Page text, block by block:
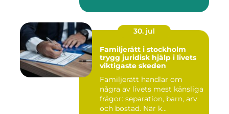
30. jul
Familjerätt i stockholm
trygg juridisk hjälp i livets
viktigaste skeden
Familjerätt handlar om
några av livets mest känsliga
frågor: separation, barn, arv
och bostad. När k...